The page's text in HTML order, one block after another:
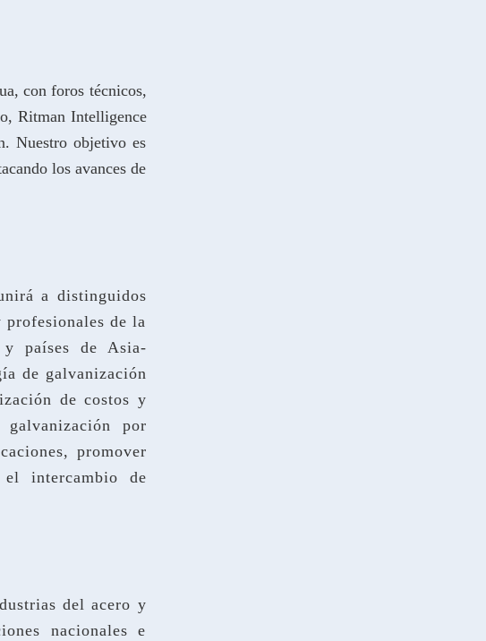
con foros técnicos,
Ritman Intelligence
Nuestro objetivo es
los avances de
a distinguidos
de la
y países de Asia-
de galvanización
de costos y
por
promover
intercambio de
del acero y
nacionales e